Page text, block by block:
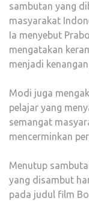
sambutan yang
masyarakat
Ia menyebut
mengatakan
menjadi
Modi juga
pelajar yang
semangat
mencerminkan
Menutup
yang disambut
pada judul film